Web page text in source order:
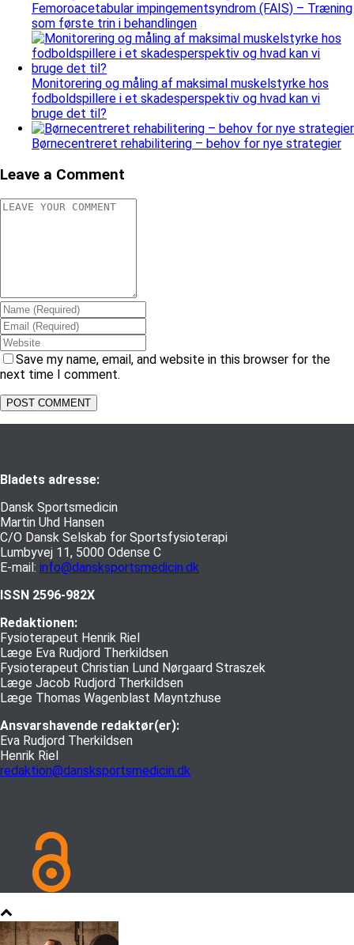
Femoroacetabular impingementsyndrom (FAIS) – Træning
som første trin i behandlingen
Monitorering og måling af maksimal muskelstyrke hos
fodboldspillere i et skadesperspektiv og hvad kan vi
bruge det til?
Børnecentreret rehabilitering – behov for nye strategier
Leave a Comment
Save my name, email, and website in this browser for the
next time I comment.
Bladets adresse:
Dansk Sportsmedicin
Martin Uhd Hansen
C/O Dansk Selskab for Sportsfysioterapi
Lumbyvej 11, 5000 Odense C
E-mail: info@dansksportsmedicin.dk
ISSN 2596-982X
Redaktionen:
Fysioterapeut Henrik Riel
Læge Eva Rudjord Therkildsen
Fysioterapeut Christian Lund Nørgaard Straszek
Læge Jacob Rudjord Therkildsen
Læge Thomas Wagenblast Mayntzhuse
Ansvarshavende redaktør(er):
Eva Rudjord Therkildsen
Henrik Riel
redaktion@dansksportsmedicin.dk